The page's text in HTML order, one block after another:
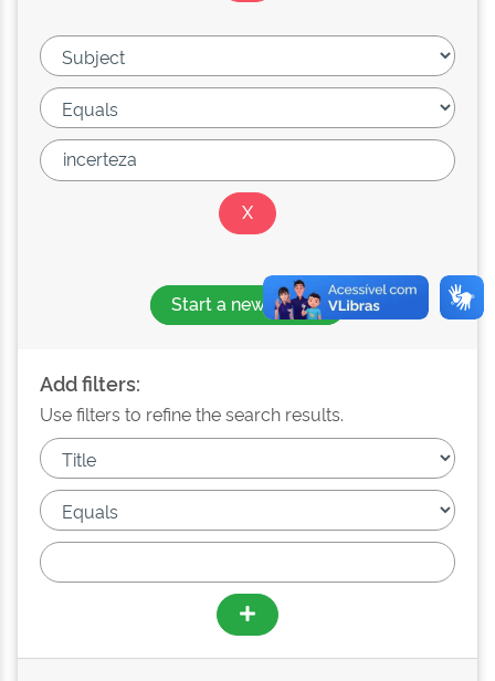
Start a new search
Add filters:
Use filters to refine the search results.